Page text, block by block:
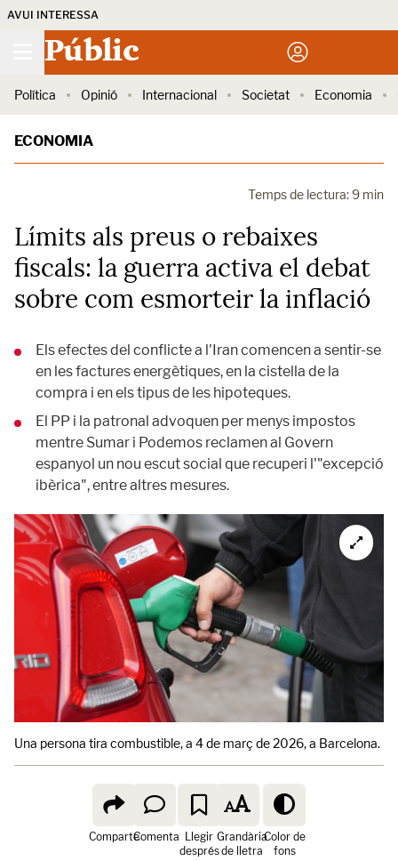
AVUI INTERESSA
Públic
Política Opinió Internacional Societat Economia
ECONOMIA
Temps de lectura: 9 min
Límits als preus o rebaixes
fiscals: la guerra activa el debat
sobre com esmorteir la inflació
Els efectes del conflicte a l'Iran comencen a sentir-se
en les factures energètiques, en la cistella de la
compra i en els tipus de les hipoteques.
El PP i la patronal advoquen per menys impostos
mentre Sumar i Podemos reclamen al Govern
espanyol un nou escut social que recuperi l'"excepció
ibèrica", entre altres mesures.
Una persona tira combustible, a 4 de març de 2026, a Barcelona.
ComparteComenta Llegir
després
Grandària
de lletra
Color de
fons